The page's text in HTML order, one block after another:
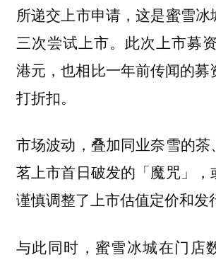
所递交上市申请，这是蜜雪
三次尝试上市。 此次上市募
港元，也相比一年前传闻的募
打折扣。
市场波动，叠加同业奈雪的
茗上市首日破发的「魔咒」
谨慎调整了上市估值定价和发
与此同时，蜜雪冰城在门店